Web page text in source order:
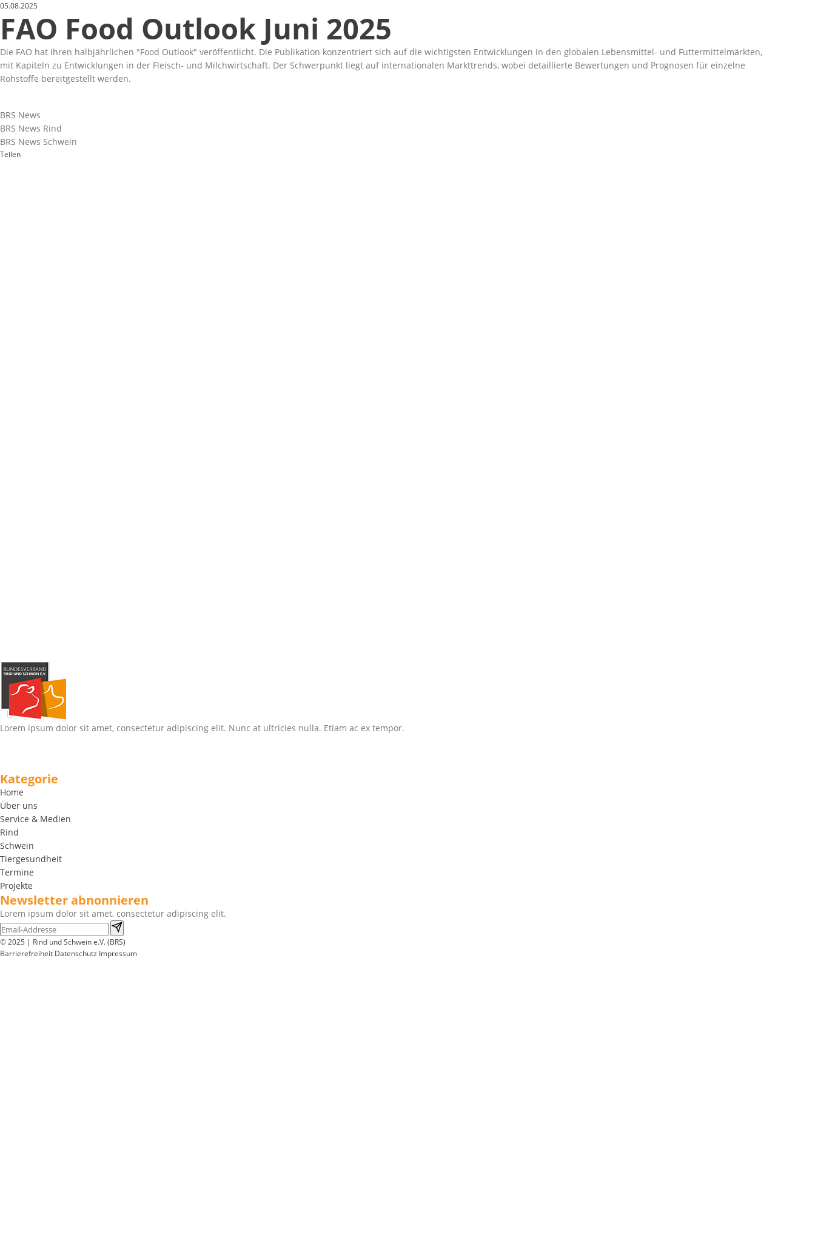
05.08.2025
FAO Food Outlook Juni 2025
Die FAO hat ihren halbjährlichen "Food Outlook" veröffentlicht. Die Publikation konzentriert sich auf die wichtigsten Entwicklungen in den globalen Lebensmittel- und Futtermittelmärkten,
mit Kapiteln zu Entwicklungen in der Fleisch- und Milchwirtschaft. Der Schwerpunkt liegt auf internationalen Markttrends, wobei detaillierte Bewertungen und Prognosen für einzelne
Rohstoffe bereitgestellt werden.
BRS News
BRS News Rind
BRS News Schwein
Teilen
Lorem ipsum dolor sit amet, consectetur adipiscing elit. Nunc at ultricies nulla. Etiam ac ex tempor.
Kategorie
Home
Über uns
Service & Medien
Rind
Schwein
Tiergesundheit
Termine
Projekte
Newsletter abnonnieren
Lorem ipsum dolor sit amet, consectetur adipiscing elit.
© 2025 | Rind und Schwein e.V. (BRS)
Barrierefreiheit Datenschutz Impressum